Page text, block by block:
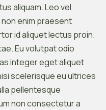
aliquam. Leo vel
enim praesent
id aliquet lectus proin.
Eu volutpat odio
integer eget aliquet
scelerisque eu ultrices
pellentesque
non consectetur a